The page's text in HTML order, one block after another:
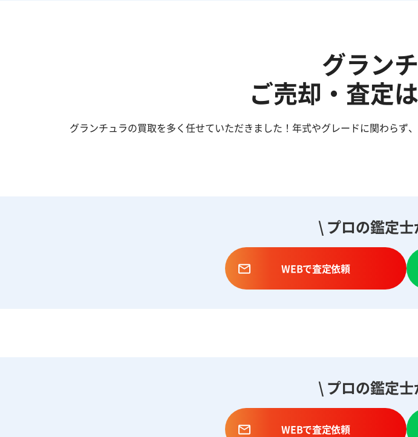
グラン
ご売却・査定
グランチュラの買取を多く任せていただきました！年式やグレードに関わらず
\ プロの鑑定
WEBで査定依頼
\ プロの鑑定
WEBで査定依頼